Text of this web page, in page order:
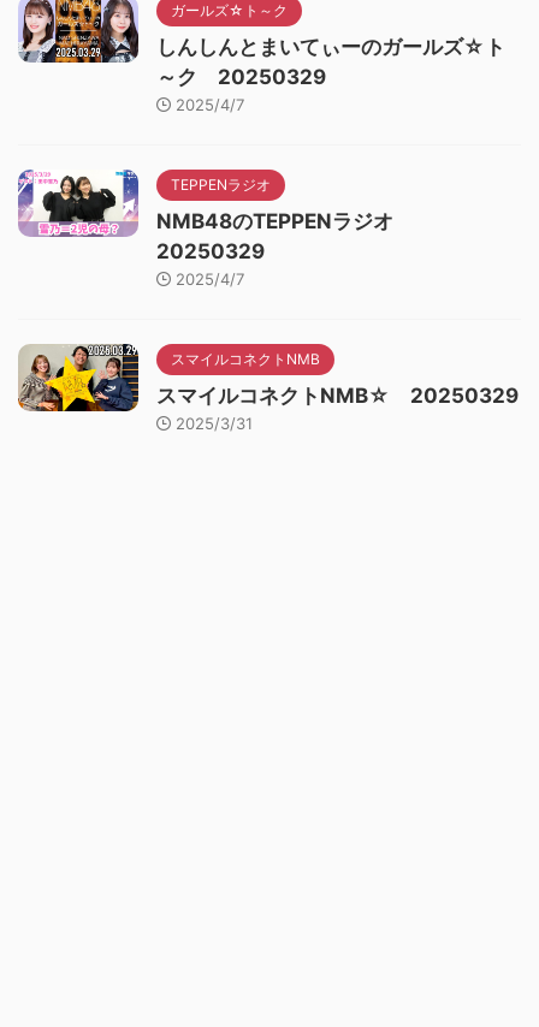
ガールズ☆ト～ク
しんしんとまいてぃーのガールズ☆ト
～ク 20250329
2025/4/7
TEPPENラジオ
NMB48のTEPPENラジオ
20250329
2025/4/7
スマイルコネクトNMB
スマイルコネクトNMB☆ 20250329
2025/3/31